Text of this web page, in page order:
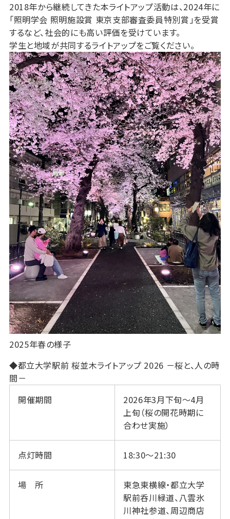
2018年から継続してきた本ライトアップ活動は、2024年に
「照明学会 照明施設賞 東京支部審査委員特別賞」を受賞
するなど、社会的にも高い評価を受けています。
学生と地域が共同するライトアップをご覧ください。
2025年春の様子
◆都立大学駅前 桜並木ライトアップ 2026 －桜と、人の時
間－
開催期間
2026年3月下旬～4月
上旬（桜の開花時期に
合わせ実施）
点灯時間 18:30～21:30
場 所
東急東横線・都立大学
駅前呑川緑道、八雲氷
川神社参道、周辺商店